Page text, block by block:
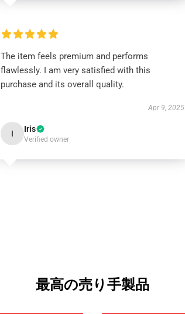
The item feels premium and performs
flawlessly. I am very satisfied with this
purchase and its overall quality.
Apr 9, 2025
I Iris
Verified owner
最高の売り手製品